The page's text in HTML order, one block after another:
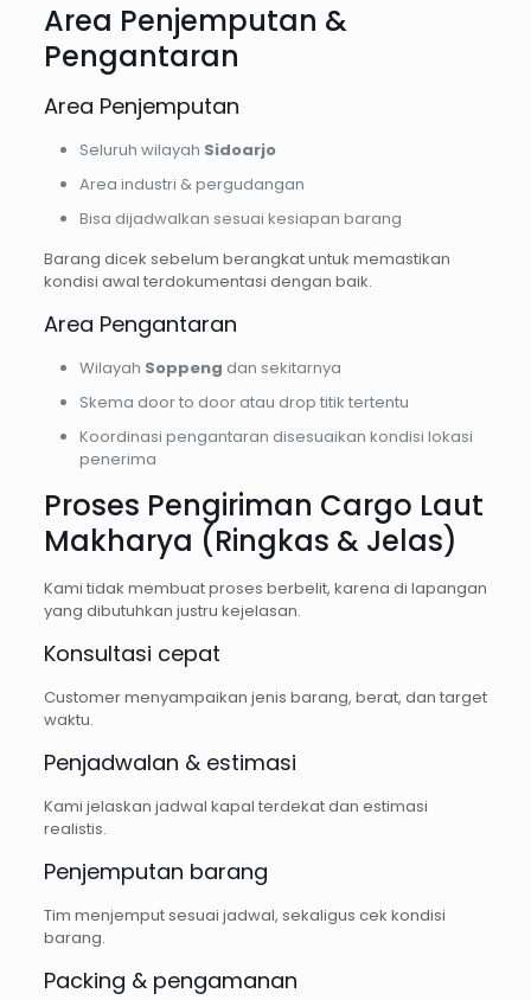
Area Penjemputan &
Pengantaran
Area Penjemputan
Seluruh wilayah Sidoarjo
Area industri & pergudangan
Bisa dijadwalkan sesuai kesiapan barang
Barang dicek sebelum berangkat untuk memastikan
kondisi awal terdokumentasi dengan baik.
Area Pengantaran
Wilayah Soppeng dan sekitarnya
Skema door to door atau drop titik tertentu
Koordinasi pengantaran disesuaikan kondisi lokasi
penerima
Proses Pengiriman Cargo Laut
Makharya (Ringkas & Jelas)
Kami tidak membuat proses berbelit, karena di lapangan
yang dibutuhkan justru kejelasan.
Konsultasi cepat
Customer menyampaikan jenis barang, berat, dan target
waktu.
Penjadwalan & estimasi
Kami jelaskan jadwal kapal terdekat dan estimasi
realistis.
Penjemputan barang
Tim menjemput sesuai jadwal, sekaligus cek kondisi
barang.
Packing & pengamanan